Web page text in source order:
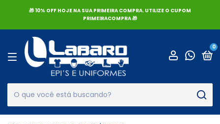
🎁 10% OFF HOJE NA SUA PRIMEIRA COMPRA. UTILIZE O CUPOM
PRIMEIRACOMPRA 🎁
0